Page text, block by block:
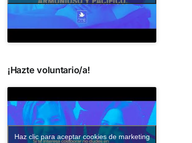
¡Hazte voluntario/a!
Haz clic para aceptar cookies de marketing